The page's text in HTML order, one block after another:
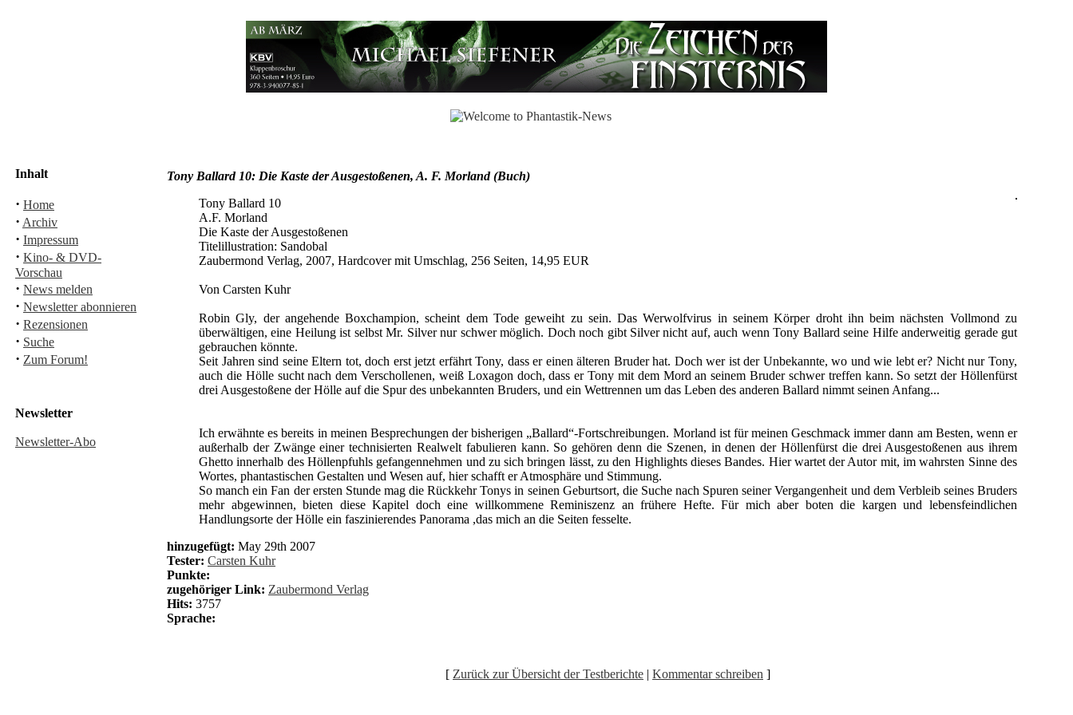
Inhalt
· Home
· Archiv
· Impressum
· Kino- & DVD-
Vorschau
· News melden
· Newsletter abonnieren
· Rezensionen
· Suche
· Zum Forum!
Newsletter
Newsletter-Abo
Tony Ballard 10: Die Kaste der Ausgestoßenen, A. F. Morland (Buch)
Tony Ballard 10
A.F. Morland
Die Kaste der Ausgestoßenen
Titelillustration: Sandobal
Zaubermond Verlag, 2007, Hardcover mit Umschlag, 256 Seiten, 14,95 EUR
Von Carsten Kuhr
Robin Gly, der angehende Boxchampion, scheint dem Tode geweiht zu sein. Das Werwolfvirus in seinem Körper droht ihn beim nächsten Vollmond zu
überwältigen, eine Heilung ist selbst Mr. Silver nur schwer möglich. Doch noch gibt Silver nicht auf, auch wenn Tony Ballard seine Hilfe anderweitig gerade gut
gebrauchen könnte.
Seit Jahren sind seine Eltern tot, doch erst jetzt erfährt Tony, dass er einen älteren Bruder hat. Doch wer ist der Unbekannte, wo und wie lebt er? Nicht nur Tony,
auch die Hölle sucht nach dem Verschollenen, weiß Loxagon doch, dass er Tony mit dem Mord an seinem Bruder schwer treffen kann. So setzt der Höllenfürst
drei Ausgestoßene der Hölle auf die Spur des unbekannten Bruders, und ein Wettrennen um das Leben des anderen Ballard nimmt seinen Anfang...
Ich erwähnte es bereits in meinen Besprechungen der bisherigen „Ballard“-Fortschreibungen. Morland ist für meinen Geschmack immer dann am Besten, wenn er
außerhalb der Zwänge einer technisierten Realwelt fabulieren kann. So gehören denn die Szenen, in denen der Höllenfürst die drei Ausgestoßenen aus ihrem
Ghetto innerhalb des Höllenpfuhls gefangennehmen und zu sich bringen lässt, zu den Highlights dieses Bandes. Hier wartet der Autor mit, im wahrsten Sinne des
Wortes, phantastischen Gestalten und Wesen auf, hier schafft er Atmosphäre und Stimmung.
So manch ein Fan der ersten Stunde mag die Rückkehr Tonys in seinen Geburtsort, die Suche nach Spuren seiner Vergangenheit und dem Verbleib seines Bruders
mehr abgewinnen, bieten diese Kapitel doch eine willkommene Reminiszenz an frühere Hefte. Für mich aber boten die kargen und lebensfeindlichen
Handlungsorte der Hölle ein faszinierendes Panorama ,das mich an die Seiten fesselte.
hinzugefügt: May 29th 2007
Tester: Carsten Kuhr
Punkte:
zugehöriger Link: Zaubermond Verlag
Hits: 3757
Sprache:
[ Zurück zur Übersicht der Testberichte | Kommentar schreiben ]